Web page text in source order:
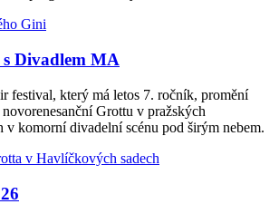
Divadlem MA
festival, který má letos 7. ročník, promění
Grottu v pražských
v komorní divadelní scénu pod širým nebem.